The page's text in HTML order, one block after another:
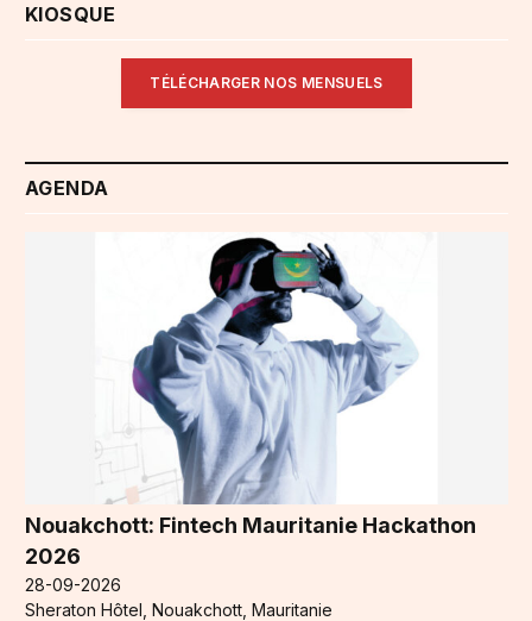
KIOSQUE
TÉLÉCHARGER NOS MENSUELS
AGENDA
Nouakchott: Fintech Mauritanie Hackathon
2026
28-09-2026
Sheraton Hôtel, Nouakchott, Mauritanie